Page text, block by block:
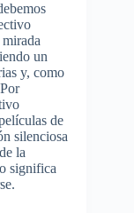
un
y, como
de
silenciosa
la
significa